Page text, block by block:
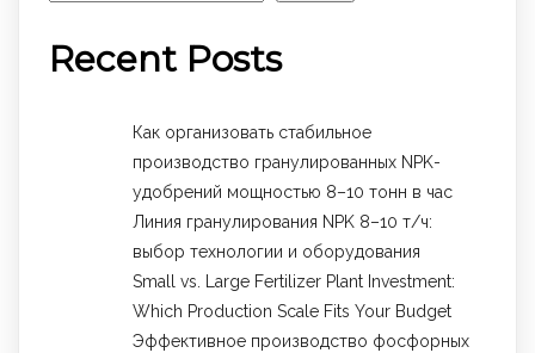
Recent Posts
Как организовать стабильное
производство гранулированных NPK-
удобрений мощностью 8–10 тонн в час
Линия гранулирования NPK 8–10 т/ч:
выбор технологии и оборудования
Small vs. Large Fertilizer Plant Investment:
Which Production Scale Fits Your Budget
Эффективное производство фосфорных